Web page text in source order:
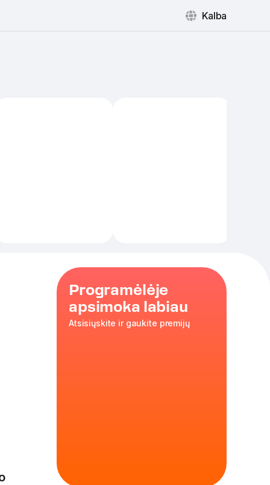
Kalba
Programėlėje
apsimoka labiau
Atsisiųskite ir gaukite premijų